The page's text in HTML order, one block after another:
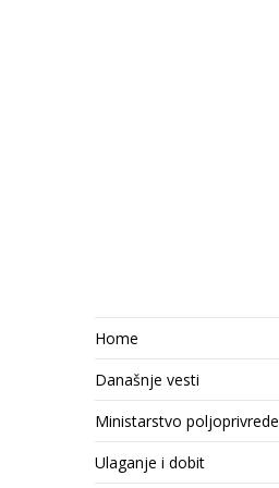
Home
Današnje vesti
Ministarstvo poljoprivrede
Ulaganje i dobit